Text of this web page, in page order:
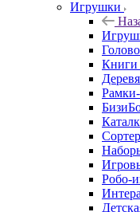
Игрушки
Книги
Робо-